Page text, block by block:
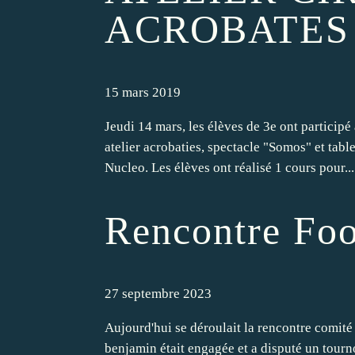
ACROBATES
15 mars 2019
Jeudi 14 mars, les élèves de 3e ont
atelier acrobaties, spectacle "Somos" et
Nucleo. Les élèves ont réalisé 1 cours pour...
Rencontre
27 septembre 2023
Aujourd'hui se déroulait la rencontre
benjamin était engagée et a disputé un